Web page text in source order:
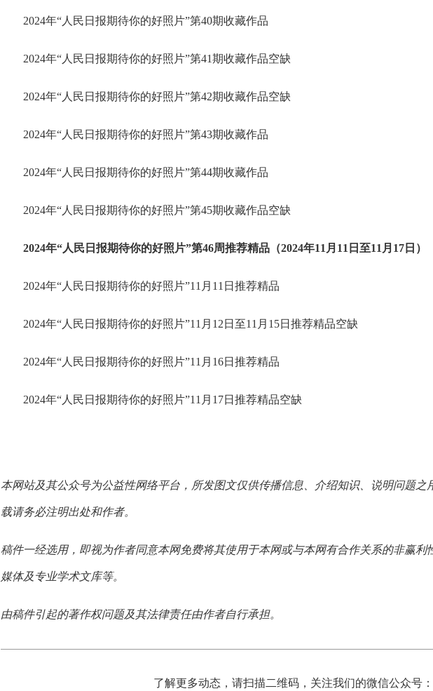
2024年“人民日报期待你的好照片”第40期收藏作品
2024年“人民日报期待你的好照片”第41期收藏作品空缺
2024年“人民日报期待你的好照片”第42期收藏作品空缺
2024年“人民日报期待你的好照片”第43期收藏作品
2024年“人民日报期待你的好照片”第44期收藏作品
2024年“人民日报期待你的好照片”第45期收藏作品空缺
2024年“人民日报期待你的好照片”第46周推荐精品（2024年11月11日至11月17日）
2024年“人民日报期待你的好照片”11月11日推荐精品
2024年“人民日报期待你的好照片”11月12日至11月15日推荐精品空缺
2024年“人民日报期待你的好照片”11月16日推荐精品
2024年“人民日报期待你的好照片”11月17日推荐精品空缺
本网站及其公众号为公益性网络平台，所发图文仅供传播信息、介绍知识、说明问题之
载请务必注明出处和作者。
稿件一经选用，即视为作者同意本网免费将其使用于本网或与本网有合作关系的非赢利
媒体及专业学术文库等。
由稿件引起的著作权问题及其法律责任由作者自行承担。
了解更多动态，请扫描二维码，关注我们的微信公众号：